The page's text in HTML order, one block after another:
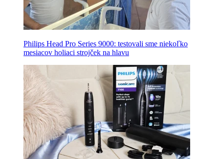
Philips Head Pro Series 9000: testovali sme niekoľko
mesiacov holiaci strojček na hlavu